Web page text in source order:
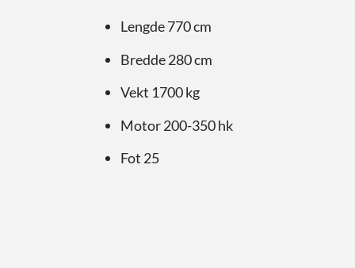
Lengde 770 cm
Bredde 280 cm
Vekt 1700 kg
Motor 200-350 hk
Fot 25